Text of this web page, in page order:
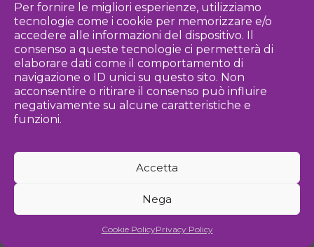
Per fornire le migliori esperienze, utilizziamo
tecnologie come i cookie per memorizzare e/o
accedere alle informazioni del dispositivo. Il
consenso a queste tecnologie ci permetterà di
elaborare dati come il comportamento di
navigazione o ID unici su questo sito. Non
acconsentire o ritirare il consenso può influire
negativamente su alcune caratteristiche e
funzioni.
Accetta
Nega
Cookie PolicyPrivacy Policy
Questa scheda non è stata aggiornata da più di un anno. i
dati potrebbero non essere affidabili